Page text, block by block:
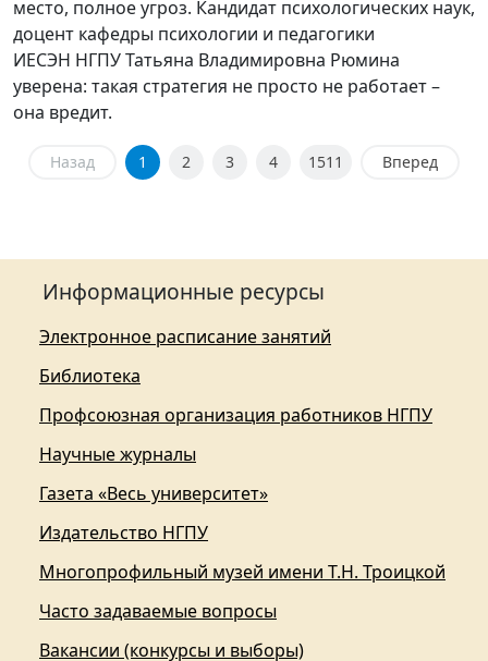
место, полное угроз. Кандидат психологических наук,
доцент кафедры психологии и педагогики
ИЕСЭН НГПУ Татьяна Владимировна Рюмина
уверена: такая стратегия не просто не работает –
она вредит.
Назад 1 2 3 4 1511 Вперед
Информационные ресурсы
Электронное расписание занятий
Библиотека
Профсоюзная организация работников НГПУ
Научные журналы
Газета «Весь университет»
Издательство НГПУ
Многопрофильный музей имени Т.Н. Троицкой
Часто задаваемые вопросы
Вакансии (конкурсы и выборы)